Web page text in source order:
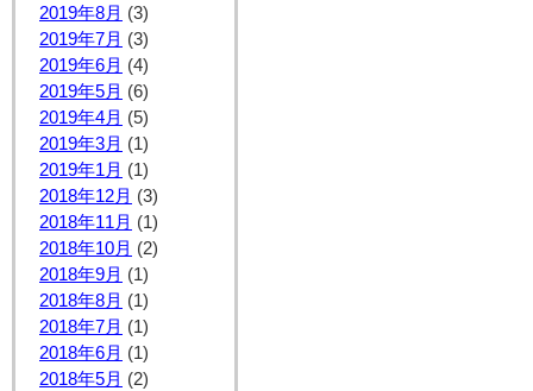
2019年8月 (3)
2019年7月 (3)
2019年6月 (4)
2019年5月 (6)
2019年4月 (5)
2019年3月 (1)
2019年1月 (1)
2018年12月 (3)
2018年11月 (1)
2018年10月 (2)
2018年9月 (1)
2018年8月 (1)
2018年7月 (1)
2018年6月 (1)
2018年5月 (2)